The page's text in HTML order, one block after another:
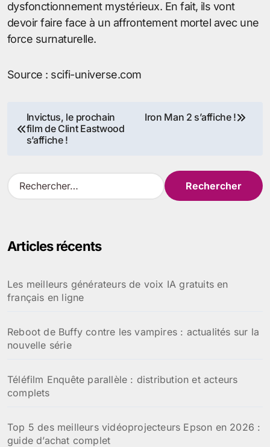
dysfonctionnement mystérieux. En fait, ils vont
devoir faire face à un affrontement mortel avec une
force surnaturelle.
Source : scifi-universe.com
Navigation
de
l’article
Invictus, le prochain
film de Clint Eastwood
s’affiche !
Iron Man 2 s’affiche !
R
e
r
e
r
Articles récents
Les meilleurs générateurs de voix IA gratuits en
français en ligne
Reboot de Buffy contre les vampires : actualités sur la
nouvelle série
Téléfilm Enquête parallèle : distribution et acteurs
complets
Top 5 des meilleurs vidéoprojecteurs Epson en 2026 :
guide d’achat complet